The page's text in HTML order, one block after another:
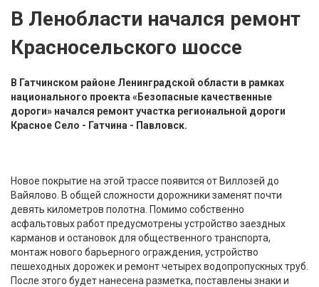
В Ленобласти начался ремонт
Красносельского шоссе
В Гатчинском районе Ленинградской области в рамках
национального проекта «Безопасные качественные
дороги» начался ремонт участка региональной дороги
Красное Село - Гатчина - Павловск.
Новое покрытие на этой трассе появится от Виллозей до
Вайялово. В общей сложности дорожники заменят почти
девять километров полотна. Помимо собственно
асфальтовых работ предусмотрены устройство заездных
карманов и остановок для общественного транспорта,
монтаж нового барьерного ограждения, устройство
пешеходных дорожек и ремонт четырех водопропускных труб.
После этого будет нанесена разметка, поставлены знаки и